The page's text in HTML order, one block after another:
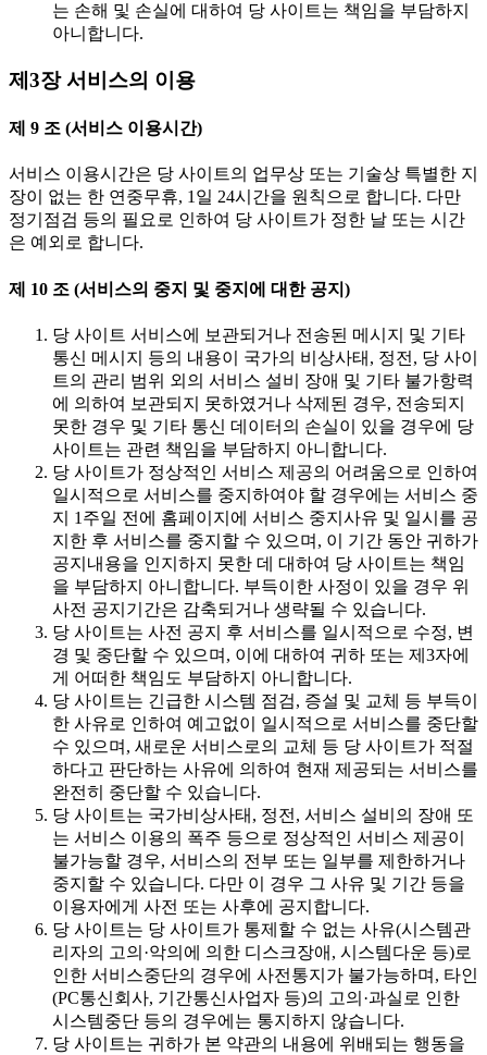
는 손해 및 손실에 대하여 당 사이트는 책임을 부담하지
아니합니다.
제3장 서비스의 이용
제 9 조 (서비스 이용시간)
서비스 이용시간은 당 사이트의 업무상 또는 기술상 특별한 지
장이 없는 한 연중무휴, 1일 24시간을 원칙으로 합니다. 다만
정기점검 등의 필요로 인하여 당 사이트가 정한 날 또는 시간
은 예외로 합니다.
제 10 조 (서비스의 중지 및 중지에 대한 공지)
당 사이트 서비스에 보관되거나 전송된 메시지 및 기타
통신 메시지 등의 내용이 국가의 비상사태, 정전, 당 사이
트의 관리 범위 외의 서비스 설비 장애 및 기타 불가항력
에 의하여 보관되지 못하였거나 삭제된 경우, 전송되지
못한 경우 및 기타 통신 데이터의 손실이 있을 경우에 당
사이트는 관련 책임을 부담하지 아니합니다.
당 사이트가 정상적인 서비스 제공의 어려움으로 인하여
일시적으로 서비스를 중지하여야 할 경우에는 서비스 중
지 1주일 전에 홈페이지에 서비스 중지사유 및 일시를 공
지한 후 서비스를 중지할 수 있으며, 이 기간 동안 귀하가
공지내용을 인지하지 못한 데 대하여 당 사이트는 책임
을 부담하지 아니합니다. 부득이한 사정이 있을 경우 위
사전 공지기간은 감축되거나 생략될 수 있습니다.
당 사이트는 사전 공지 후 서비스를 일시적으로 수정, 변
경 및 중단할 수 있으며, 이에 대하여 귀하 또는 제3자에
게 어떠한 책임도 부담하지 아니합니다.
당 사이트는 긴급한 시스템 점검, 증설 및 교체 등 부득이
한 사유로 인하여 예고없이 일시적으로 서비스를 중단할
수 있으며, 새로운 서비스로의 교체 등 당 사이트가 적절
하다고 판단하는 사유에 의하여 현재 제공되는 서비스를
완전히 중단할 수 있습니다.
당 사이트는 국가비상사태, 정전, 서비스 설비의 장애 또
는 서비스 이용의 폭주 등으로 정상적인 서비스 제공이
불가능할 경우, 서비스의 전부 또는 일부를 제한하거나
중지할 수 있습니다. 다만 이 경우 그 사유 및 기간 등을
이용자에게 사전 또는 사후에 공지합니다.
당 사이트는 당 사이트가 통제할 수 없는 사유(시스템관
리자의 고의·악의에 의한 디스크장애, 시스템다운 등)로
인한 서비스중단의 경우에 사전통지가 불가능하며, 타인
(PC통신회사, 기간통신사업자 등)의 고의·과실로 인한
시스템중단 등의 경우에는 통지하지 않습니다.
당 사이트는 귀하가 본 약관의 내용에 위배되는 행동을